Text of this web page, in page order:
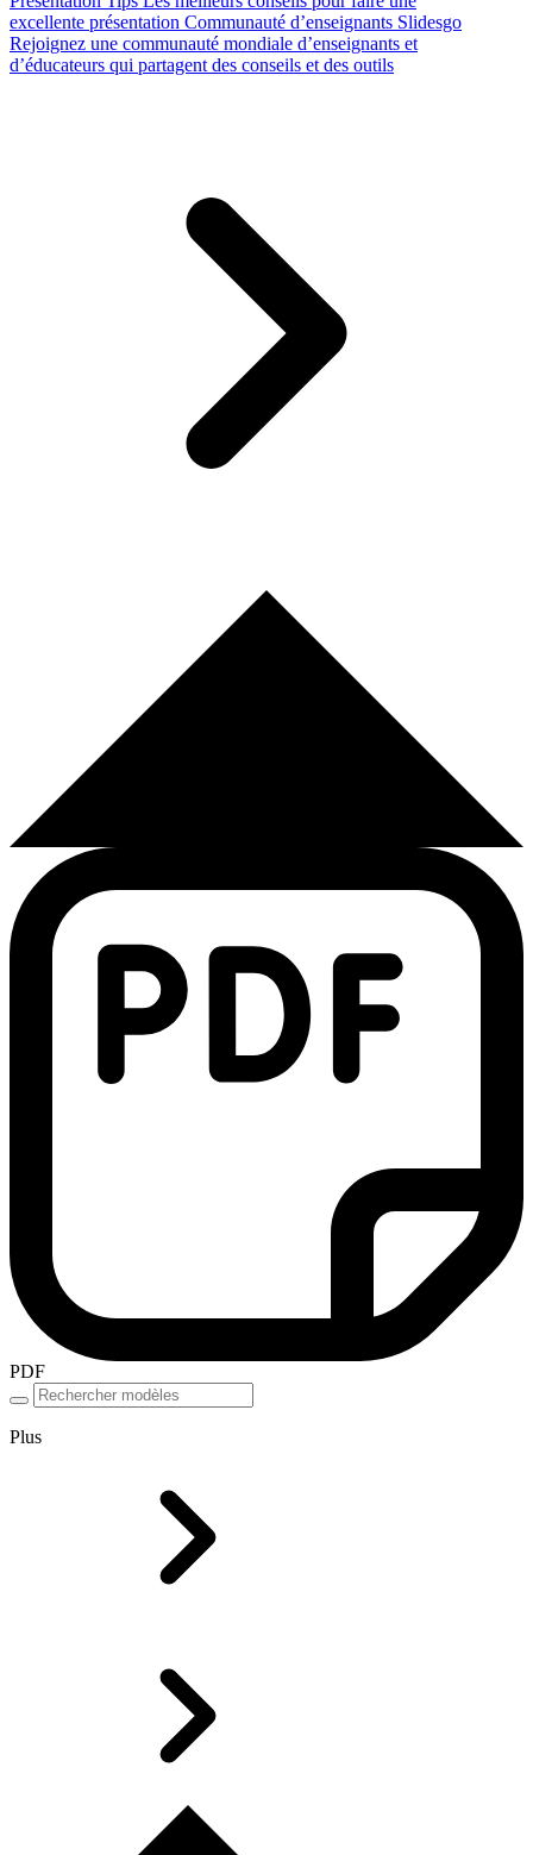
excellente présentation Communauté d’enseignants Slidesgo
Rejoignez une communauté mondiale d’enseignants et
d’éducateurs qui partagent des conseils et des outils
PDF
Plus